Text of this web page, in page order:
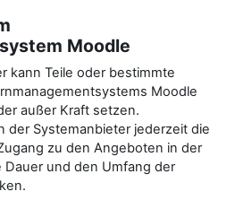
Moodle
kann Teile oder bestimmte
Moodle
außer Kraft setzen.
der Systemanbieter jederzeit die
zu den Angeboten in der
Dauer und den Umfang der